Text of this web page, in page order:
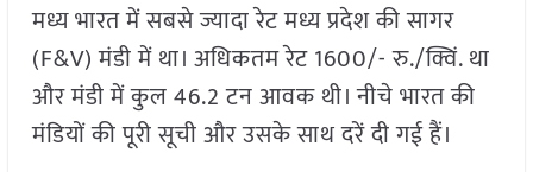
मध्य भारत में सबसे ज्यादा रेट मध्य प्रदेश की सागर
(F&V) मंडी में था। अधिकतम रेट 1600/- रु./क्विं. था
और मंडी में कुल 46.2 टन आवक थी। नीचे भारत की
मंडियों की पूरी सूची और उसके साथ दरें दी गई हैं।